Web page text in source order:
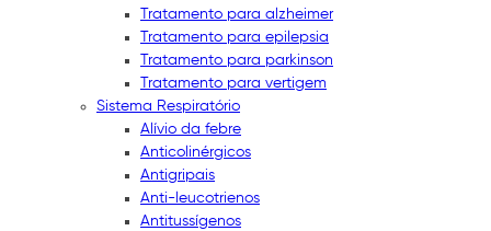
Tratamento para alzheimer
Tratamento para epilepsia
Tratamento para parkinson
Tratamento para vertigem
Sistema Respiratório
Alívio da febre
Anticolinérgicos
Antigripais
Anti-leucotrienos
Antitussígenos